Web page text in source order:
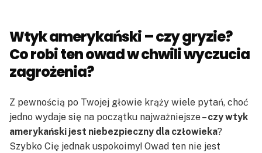
Wtyk amerykański – czy gryzie?
Co robi ten owad w chwili wyczucia
zagrożenia?
Z pewnością po Twojej głowie krąży wiele pytań, choć
jedno wydaje się na początku najważniejsze –czy wtyk
amerykański jest niebezpieczny dla człowieka?
Szybko Cię jednak uspokoimy! Owad ten nie jest